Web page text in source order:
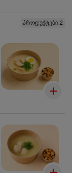
პროდუქტები 2